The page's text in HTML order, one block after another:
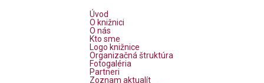
Úvod
O knižnici
O nás
Kto sme
Logo knižnice
Organizačná štruktúra
Fotogaléria
Partneri
Zoznam aktualít